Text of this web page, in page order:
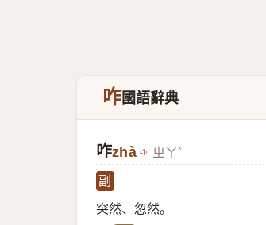
咋國語辭典
咋zhà ㄓㄚˋ
副
突然、忽然。